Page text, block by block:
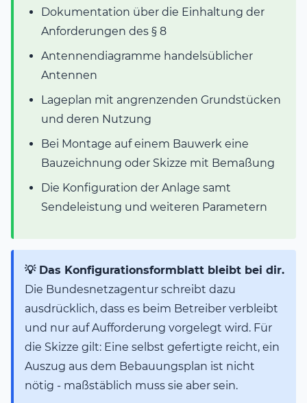
Dokumentation über die Einhaltung der
Anforderungen des § 8
Antennendiagramme handelsüblicher
Antennen
Lageplan mit angrenzenden Grundstücken
und deren Nutzung
Bei Montage auf einem Bauwerk eine
Bauzeichnung oder Skizze mit Bemaßung
Die Konfiguration der Anlage samt
Sendeleistung und weiteren Parametern
💡 Das Konfigurationsformblatt bleibt bei dir.
Die Bundesnetzagentur schreibt dazu
ausdrücklich, dass es beim Betreiber verbleibt
und nur auf Aufforderung vorgelegt wird. Für
die Skizze gilt: Eine selbst gefertigte reicht, ein
Auszug aus dem Bebauungsplan ist nicht
nötig - maßstäblich muss sie aber sein.